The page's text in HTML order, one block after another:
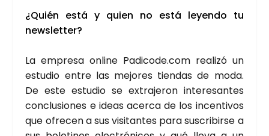
¿Quién está y quien no está leyen­do tu
news­let­ter?
La empre­sa onli­ne Padicode.com reali­zó un
estu­dio entre las mejo­res tien­das de moda.
De este estu­dio se extra­je­ron intere­san­tes
con­clu­sio­nes e ideas acer­ca de los incen­ti­vos
que ofre­cen a sus visi­tan­tes para sus­cri­bir­se a